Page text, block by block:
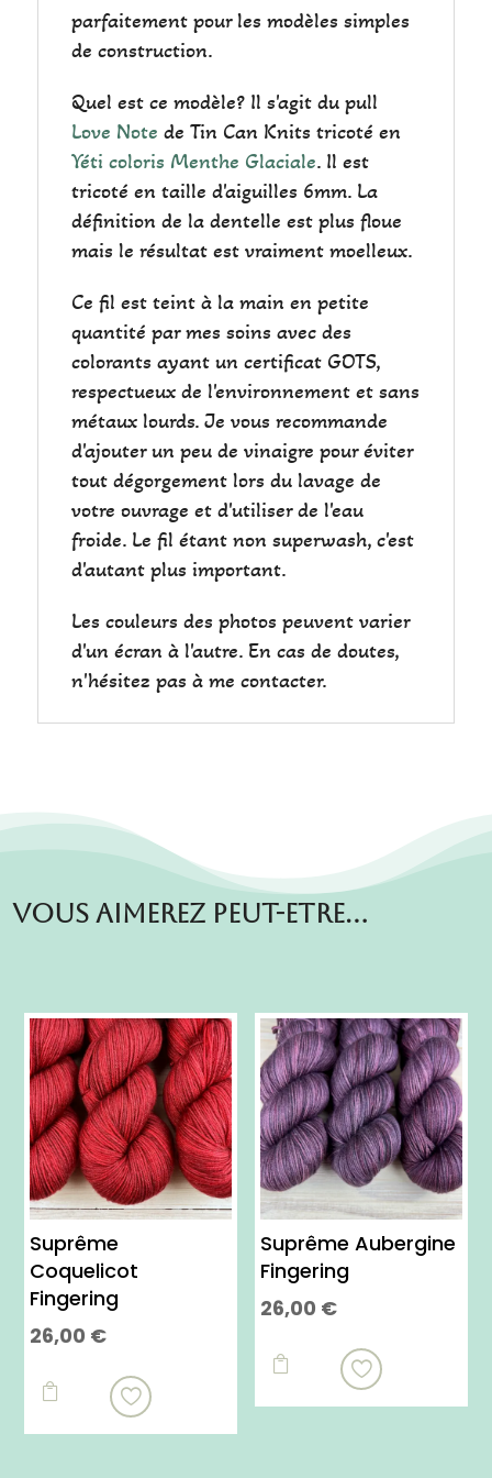
parfaitement pour les modèles simples
de construction.
Quel est ce modèle? Il s'agit du pull
Love Note de Tin Can Knits tricoté en
Yéti coloris Menthe Glaciale. Il est
tricoté en taille d'aiguilles 6mm. La
définition de la dentelle est plus floue
mais le résultat est vraiment moelleux.
Ce fil est teint à la main en petite
quantité par mes soins avec des
colorants ayant un certificat GOTS,
respectueux de l'environnement et sans
métaux lourds. Je vous recommande
d'ajouter un peu de vinaigre pour éviter
tout dégorgement lors du lavage de
votre ouvrage et d'utiliser de l'eau
froide. Le fil étant non superwash, c'est
d'autant plus important.
Les couleurs des photos peuvent varier
d'un écran à l'autre. En cas de doutes,
n'hésitez pas à me contacter.
Vous aimerez peut-etre…
Suprême
Coquelicot
Fingering
26,00 €

produit
Suprême Aubergine
Fingering
26,00 €

produit